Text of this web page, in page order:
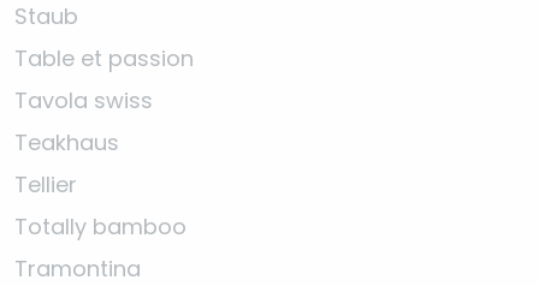
Staub
Table et passion
Tavola swiss
Teakhaus
Tellier
Totally bamboo
Tramontina